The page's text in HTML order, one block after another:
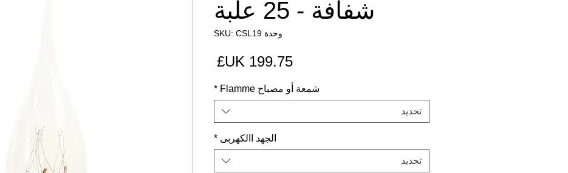
شفافة - 25 علبة
وحدة SKU: CSL19
السعر
شمعة أو مصباح Flamme *
تحديد
الجهد االكهربى *
تحديد